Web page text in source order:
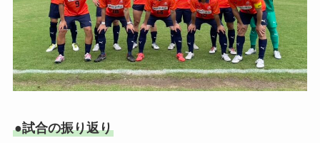
●試合の振り返り